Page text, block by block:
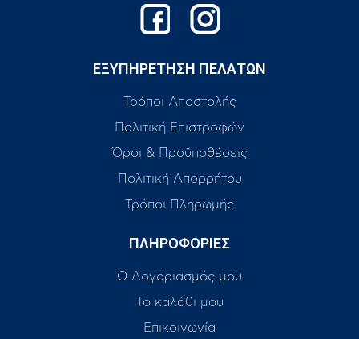
ΕΞΥΠΗΡΕΤΗΣΗ ΠΕΛΑΤΩΝ
Τρόποι Αποστολής
Πολιτική Επιστροφών
Όροι & Προϋποθέσεις
Πολιτική Απορρήτου
Τρόποι Πληρωμής
ΠΛΗΡΟΦΟΡΙΕΣ
Ο Λογαριασμός μου
Το καλάθι μου
Επικοινωνία